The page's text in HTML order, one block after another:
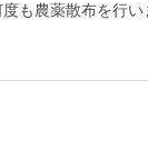
も農薬散布を行